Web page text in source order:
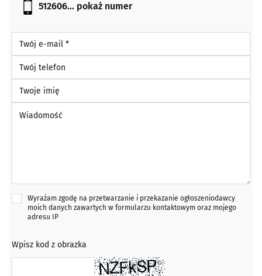
512606... pokaż numer
Wyrażam zgodę na przetwarzanie i przekazanie ogłoszeniodawcy
moich danych zawartych w formularzu kontaktowym oraz mojego
adresu IP
Wpisz kod z obrazka